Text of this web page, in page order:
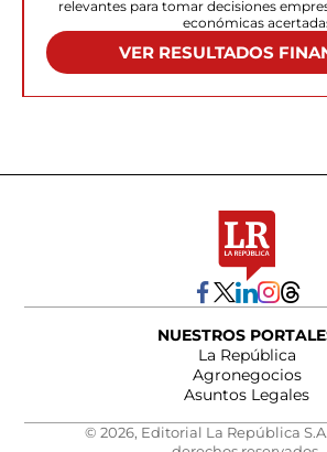
relevantes para tomar decisiones
económicas
VER RESULTADOS
NUESTROS
La República
Agronegocios
Asuntos Legales
© 2026, Editorial La República